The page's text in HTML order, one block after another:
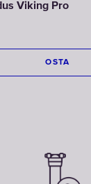
Viking Pro
OSTA